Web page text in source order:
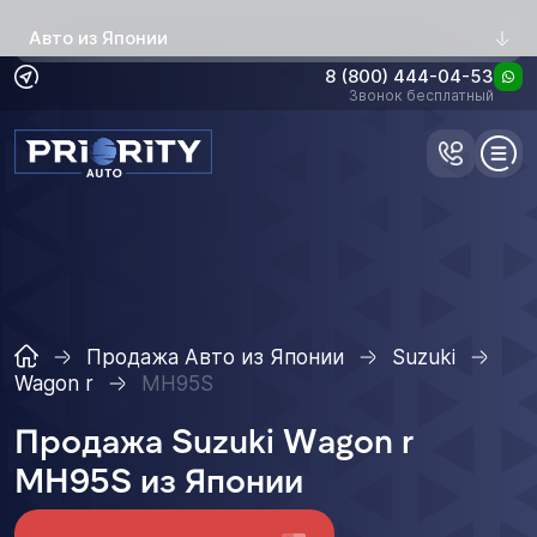
Авто из Японии
8 (800) 444-04-53
Звонок бесплатный
Продажа Авто из Японии
Suzuki
Wagon r
MH95S
Продажа Suzuki Wagon r
MH95S из Японии